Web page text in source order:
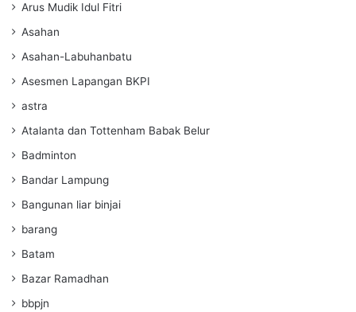
Arus Mudik Idul Fitri
Asahan
Asahan-Labuhanbatu
Asesmen Lapangan BKPI
astra
Atalanta dan Tottenham Babak Belur
Badminton
Bandar Lampung
Bangunan liar binjai
barang
Batam
Bazar Ramadhan
bbpjn